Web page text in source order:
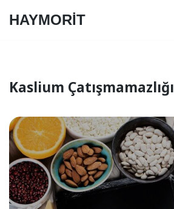
HAYMORİT
Kaslium Çatışmamazlığı